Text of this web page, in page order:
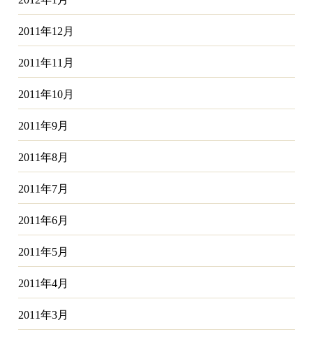
2011年12月
2011年11月
2011年10月
2011年9月
2011年8月
2011年7月
2011年6月
2011年5月
2011年4月
2011年3月